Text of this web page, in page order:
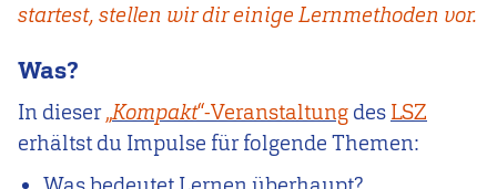
startest, stellen wir dir einige Lernmethoden vor.
Was?
In dieser„Kompakt“-Veranstaltung des LSZ
erhältst du Impulse für folgende Themen: